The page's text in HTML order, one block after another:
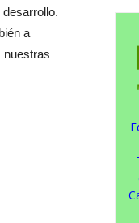
a
nuestras